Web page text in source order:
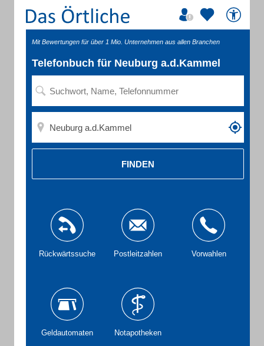
Mit Bewertungen für über 1 Mio. Unternehmen aus allen Branchen
Telefonbuch für Neuburg a.d.Kammel
FINDEN
Rückwärtssuche Postleitzahlen Vorwahlen
Geldautomaten Notapotheken